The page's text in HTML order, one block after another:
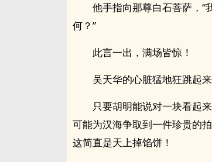
他手指向那尊白石菩萨，“
何？”
此言一出，满场皆惊！
吴天华的心脏猛地狂跳起
只要胡明能说对一块看起
可能为汉海争取到一件珍贵的
这简直是天上掉馅饼！